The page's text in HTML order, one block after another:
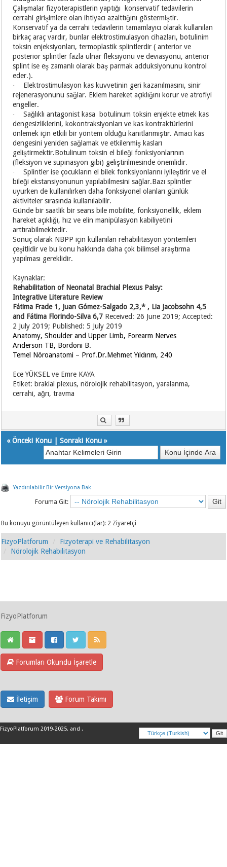
Çalışmalar fizyoterapistlerin yaptığı konservatif tedavilerin
cerrahi girişimlere olan ihtiyacı azalttığını göstermiştir.
Konservatif ya da cerrahi tedavilerin tamamlayıcı olarak kullanılan
birkaç araç vardır, bunlar elektrostimulasyon cihazları, botulinim
toksin enjeksiyonları, termoplastik splintlerdir ( anterior ve
posterior splintler fazla ulnar fleksiyonu ve deviasyonu, anterior
splint ise eş zamanlı olarak baş parmak adduksiyonunu kontrol
eder.).
·
Elektrostimulasyon kas kuvvetinin geri kazanılmasını, sinir
rejenerasyonunu sağlar. Eklem hareket açıklığını korur ve atrofiyi
engeller.
·
Sağlıklı antagonist kasa botulinum toksin enjekte etmek kas
dengesizliklerini, kokontraksiyonları ve kas kontraktürlerini
önlemek için etkili bir yöntem olduğu kanıtlanmıştır. Amacı kas
dengesini yeniden sağlamak ve etkilenmiş kasları
geliştirmektir.Botulinum toksin el bileği fonksiyonlarının
(fleksiyon ve supinasyon gibi) geliştirilmesinde önemlidir.
·
Splintler ise çocukların el bilek fonksiyonlarını iyileştirir ve el
bileği ekstansiyonunun yapılabilmesini sağlar.Bazı splintler
uyurken de kullanılırken daha fonksiyonel olanları günlük
aktiviteler sırasında kullanılabilir.
Günde bir saatlik bir seans bile mobilite, fonksiyonellik, eklem
hareket açıklığı, hız ve elin manipülasyon kabiliyetini
arttırabilmektedir.
Sonuç olarak NBPP için kullanılan rehabilitasyon yöntemleri
çeşitlidir ve bu konu hakkında daha çok bilimsel araştırma
yapılması gereklidir.
Kaynaklar:
Rehabilitation of Neonatal Brachial Plexus Palsy:
Integrative Literature Review
Fátima Frade 1, Juan Gómez-Salgado 2,3,* , Lia Jacobsohn 4,5
and Fátima Florindo-Silva 6,7 Received: 26 June 2019; Accepted:
2 July 2019; Published: 5 July 2019
Anatomy, Shoulder and Upper Limb, Forearm Nerves
Anderson TB, Bordoni B.
Temel Nöroanatomi – Prof.Dr.Mehmet Yıldırım, 240
Ece YÜKSEL ve Emre KAYA
Etiket: brakial plexus, nörolojik rehabilitasyon, yaralanma,
cerrahi, ağrı, travma
«Önceki Konu |Sonraki Konu »
Yazdırılabilir Bir Versiyona Bak
Foruma Git:
Bu konuyu görüntüleyen kullanıcı(lar): 2 Ziyaretçi
FizyoPlatforum
Fizyoterapi ve Rehabilitasyon
Nörolojik Rehabilitasyon
FizyoPlatforum
Forumları Okundu İşaretle
İletişim Forum Takımı
FizyoPlatforum 2019-2025. and .